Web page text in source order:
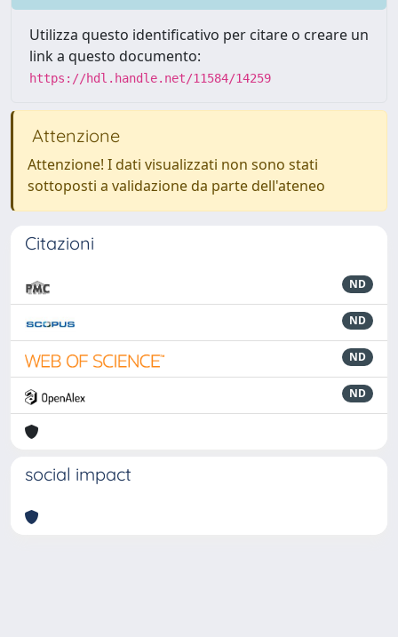
Utilizza questo identificativo per citare o creare un
link a questo documento:
https://hdl.handle.net/11584/14259
Attenzione
Attenzione! I dati visualizzati non sono stati
sottoposti a validazione da parte dell'ateneo
Citazioni
ND
ND
ND
ND
social impact